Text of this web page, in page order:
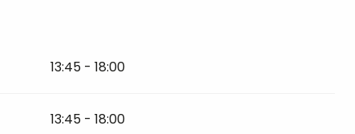
13:45 - 18:00
13:45 - 18:00